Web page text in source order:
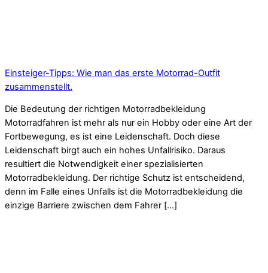
Einsteiger-Tipps: Wie man das erste Motorrad-Outfit
zusammenstellt.
Die Bedeutung der richtigen Motorradbekleidung
Motorradfahren ist mehr als nur ein Hobby oder eine Art der
Fortbewegung, es ist eine Leidenschaft. Doch diese
Leidenschaft birgt auch ein hohes Unfallrisiko. Daraus
resultiert die Notwendigkeit einer spezialisierten
Motorradbekleidung. Der richtige Schutz ist entscheidend,
denn im Falle eines Unfalls ist die Motorradbekleidung die
einzige Barriere zwischen dem Fahrer […]